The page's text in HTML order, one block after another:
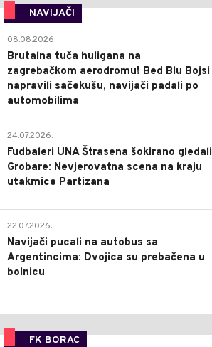
NAVIJAČI
08.08.2026.
Brutalna tuča huligana na
zagrebačkom aerodromu! Bed Blu Bojsi
napravili sačekušu, navijači padali po
automobilima
24.07.2026.
Fudbaleri UNA Štrasena šokirano gledali
Grobare: Nevjerovatna scena na kraju
utakmice Partizana
22.07.2026.
Navijači pucali na autobus sa
Argentincima: Dvojica su prebačena u
bolnicu
FK BORAC